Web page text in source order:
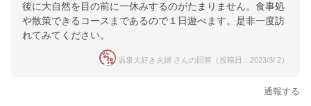
後に大自然を目の前に一休みするのがたまりません。食事処
や散策できるコースまであるので１日遊べます。是非一度訪
れてみてください。
温泉大好き夫婦 さんの回答（投稿日：2023/3/ 2）
通報する